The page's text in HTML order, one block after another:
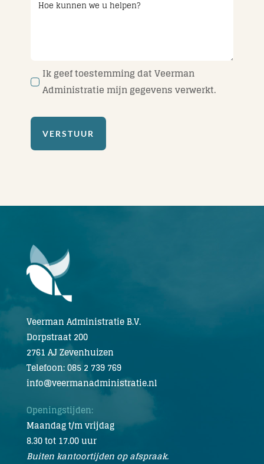
Ik geef toestemming dat Veerman
Administratie mijn gegevens verwerkt.
VERSTUUR
Veerman Administratie B.V.
Dorpstraat 200
2761 AJ Zevenhuizen
Telefoon: 085 2 739 769
info@veermanadministratie.nl
Openingstijden:
Maandag t/m vrijdag
8.30 tot 17.00 uur
Buiten kantoortijden op afspraak.